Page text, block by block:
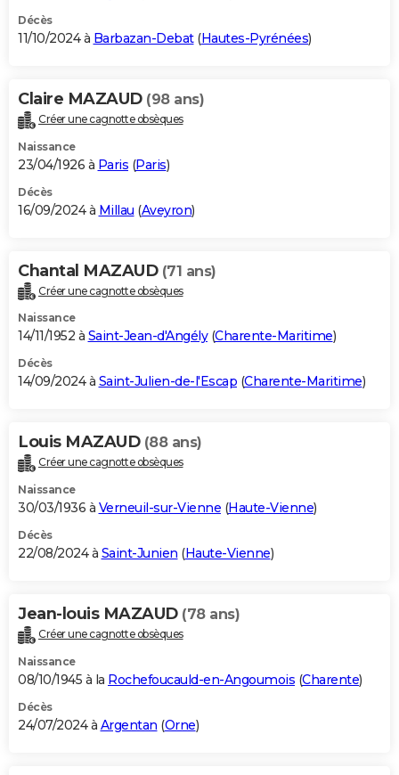
Décès
11/10/2024 à Barbazan-Debat(Hautes-Pyrénées)
Claire MAZAUD (98 ans)
Créer une cagnotte obsèques
Naissance
23/04/1926 à Paris (Paris)
Décès
16/09/2024 à Millau (Aveyron)
Chantal MAZAUD (71 ans)
Créer une cagnotte obsèques
Naissance
14/11/1952 à Saint-Jean-d'Angély(Charente-Maritime)
Décès
14/09/2024 à Saint-Julien-de-l'Escap (Charente-Maritime)
Louis MAZAUD (88 ans)
Créer une cagnotte obsèques
Naissance
30/03/1936 à Verneuil-sur-Vienne (Haute-Vienne)
Décès
22/08/2024 à Saint-Junien (Haute-Vienne)
Jean-louis MAZAUD (78 ans)
Créer une cagnotte obsèques
Naissance
08/10/1945 à la Rochefoucauld-en-Angoumois (Charente)
Décès
24/07/2024 à Argentan (Orne)